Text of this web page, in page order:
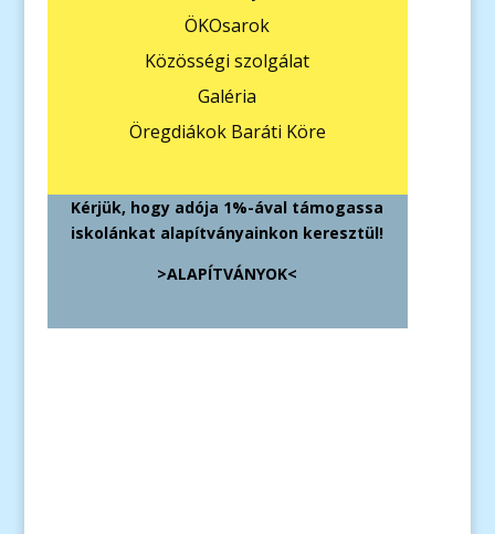
ÖKOsarok
Közösségi szolgálat
Galéria
Öregdiákok Baráti Köre
Kérjük, hogy adója 1%-ával támogassa
iskolánkat alapítványainkon keresztül!
>ALAPÍTVÁNYOK<